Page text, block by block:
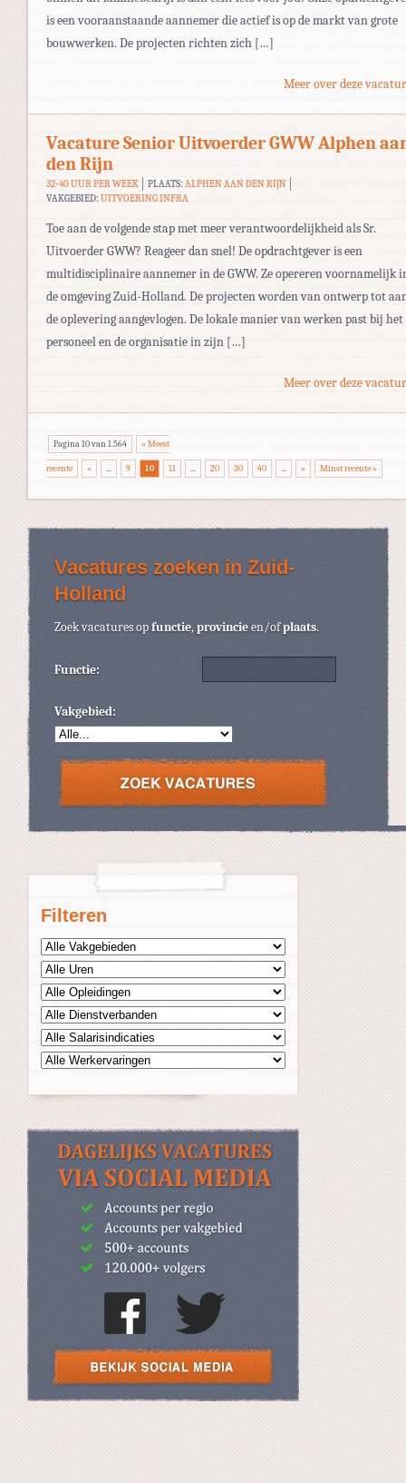
Filteren
is een vooraanstaande aannemer die actief is op de markt van grote
bouwwerken. De projecten richten zich […]
Meer over deze
Vacature Senior Uitvoerder GWW Alphen
den Rijn
32-40 UUR PER WEEK PLAATS: ALPHEN AAN DEN RIJN
VAKGEBIED: UITVOERING INFRA
Toe aan de volgende stap met meer verantwoordelijkheid als Sr.
Uitvoerder GWW? Reageer dan snel! De opdrachtgever is een
multidisciplinaire aannemer in de GWW. Ze opereren voornamelijk
de omgeving Zuid-Holland. De projecten worden van ontwerp tot
de oplevering aangevlogen. De lokale manier van werken past bij het
personeel en de organisatie in zijn […]
Meer over deze
Pagina 10 van 1.564 « Meest
recente « ... 9 10 11 ... 20 30 40 ... » Minst recente »
Vacatures zoeken in Zuid-
Holland
Zoek vacatures opfunctie,provincieen/ofplaats.
Functie:
Vakgebied: